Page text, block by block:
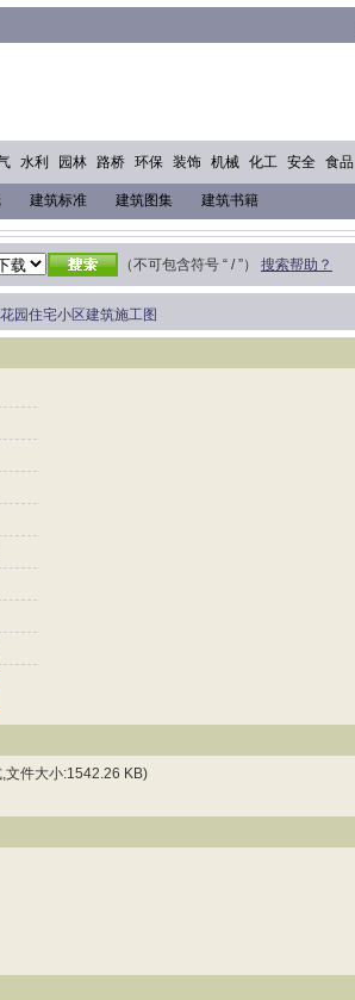
水利 园林 路桥 环保 装饰 机械 化工 安全 食品
建筑标准 建筑图集 建筑书籍
（不可包含符号 “ / ”） 搜索帮助？
园住宅小区建筑施工图
件大小:1542.26 KB)